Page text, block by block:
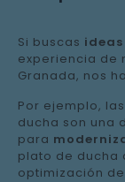
Si buscas
experiencia de
Granada, nos
Por ejemplo,
ducha son una
para
plato de ducha
optimización